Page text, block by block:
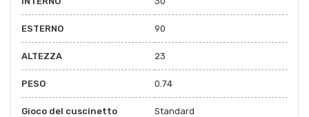
ESTERNO 90
ALTEZZA 23
PESO 0.74
Gioco del cuscinetto Standard